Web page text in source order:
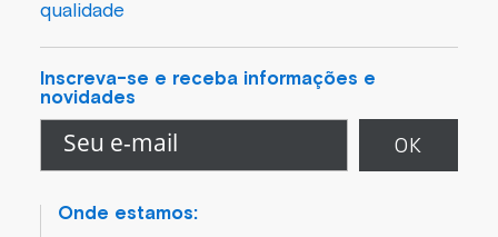
qualidade
Inscreva-se e receba informações e
novidades
Onde estamos: